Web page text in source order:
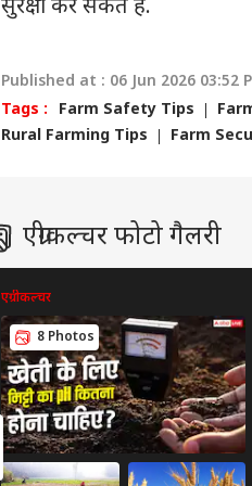
सुरक्षा कर सकते हैं.
Published at : 06 Jun 2026 03:52
Tags :
Farm Safety Tips
Rural Farming Tips
Farm
एग्रीकल्चर फोटो गैलरी
एग्रीकल्चर
8 Photos
कॉन्टैक्ट अस
अबाउट अस
करियर्स
LOGIN
भी